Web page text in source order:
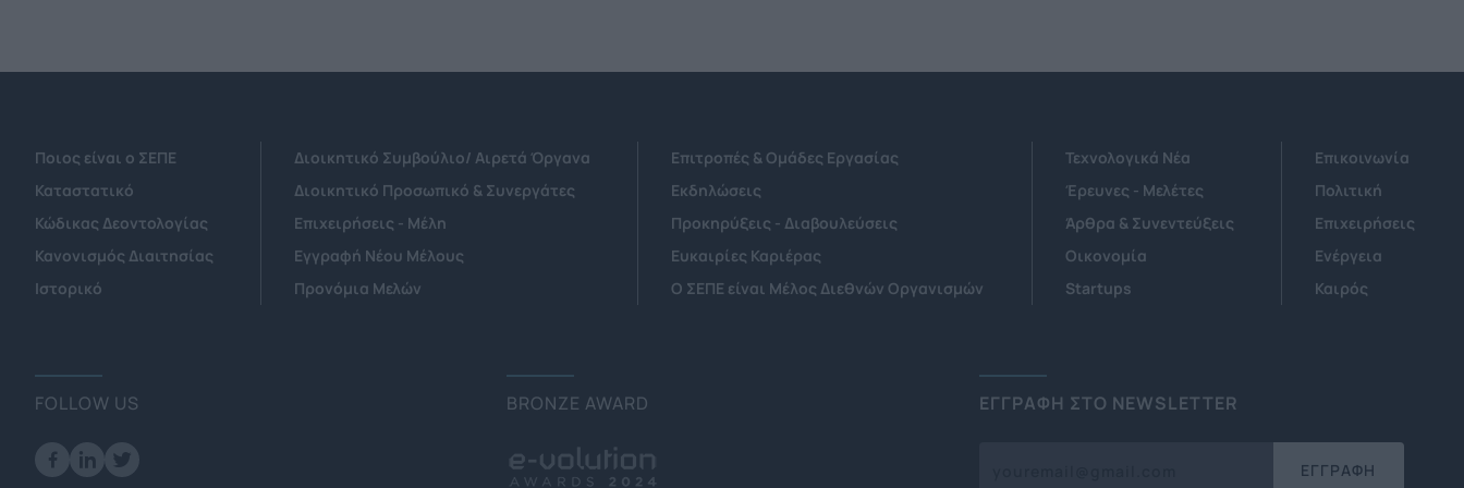
Ποιος είναι ο ΣΕΠΕ
Καταστατικό
Κώδικας Δεοντολογίας
Κανονισμός Διαιτησίας
Ιστορικό
Διοικητικό Συμβούλιο/ Αιρετά Όργανα
Διοικητικό Προσωπικό & Συνεργάτες
Επιχειρήσεις - Μέλη
Εγγραφή Νέου Μέλους
Προνόμια Μελών
Επιτροπές & Ομάδες Εργασίας
Εκδηλώσεις
Προκηρύξεις - Διαβουλεύσεις
Ευκαιρίες Καριέρας
Ο ΣΕΠΕ είναι Μέλος Διεθνών Οργανισμών
Τεχνολογικά Νέα
Έρευνες - Μελέτες
Άρθρα & Συνεντεύξεις
Οικονομία
Startups
Επικοινωνία
Πολιτική
Επιχειρήσεις
Ενέργεια
Καιρός
FOLLOW US BRONZE AWARD ΕΓΓΡΑΦΗ ΣΤΟ NEWSLETTER
ΕΓΓΡΑΦΗ